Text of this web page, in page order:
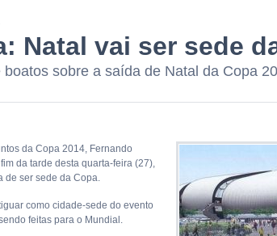
Natal vai ser sede
sobre a saída de Natal da Copa
da Copa 2014, Fernando
da tarde desta quarta-feira (27),
de ser sede da Copa.
como cidade-sede do evento
feitas para o Mundial.